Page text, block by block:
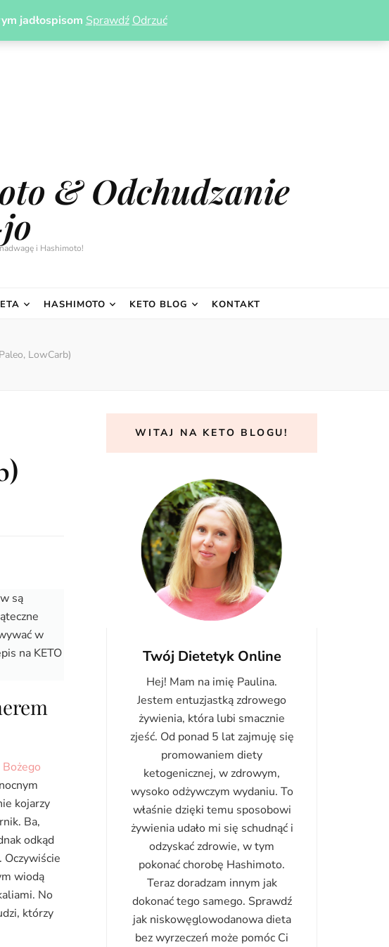
jadłospisom Sprawdź Odrzuć
& Odchudzanie
i Hashimoto!
HASHIMOTO KETO BLOG KONTAKT
LowCarb)
są
w
na KETO
kojarzy
Ba,
odkąd
Oczywiście
wiodą
No
którzy
WITAJ NA KETO BLOGU!
Twój Dietetyk Online
Hej! Mam na imię Paulina.
Jestem entuzjastką zdrowego
żywienia, która lubi smacznie
zjeść. Od ponad 5 lat zajmuję się
promowaniem diety
ketogenicznej, w zdrowym,
wysoko odżywczym wydaniu. To
właśnie dzięki temu sposobowi
żywienia udało mi się schudnąć i
odzyskać zdrowie, w tym
pokonać chorobę Hashimoto.
Teraz doradzam innym jak
dokonać tego samego. Sprawdź
jak niskowęglowodanowa dieta
bez wyrzeczeń może pomóc Ci